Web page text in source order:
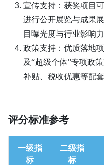
宣传支持：获奖项目
进行公开展览与成果
目曝光度与行业影响力
政策支持：优质落地
及“超级个体”专项政
补贴、税收优惠等配套
评分标准参考
一级指
标
二级指
标